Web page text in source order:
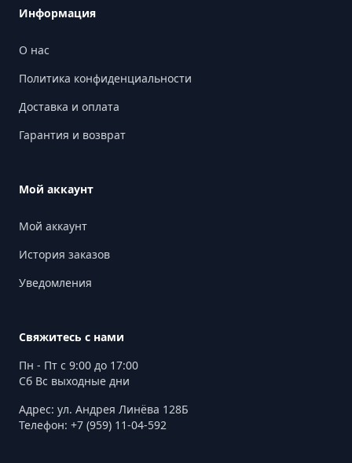
Информация
О нас
Политика конфиденциальности
Доставка и оплата
Гарантия и возврат
Мой аккаунт
Мой аккаунт
История заказов
Уведомления
Свяжитесь с нами
Пн - Пт с 9:00 до 17:00
Сб Вс выходные дни
Адрес: ул. Андрея Линёва 128Б
Телефон: +7 (959) 11-04-592